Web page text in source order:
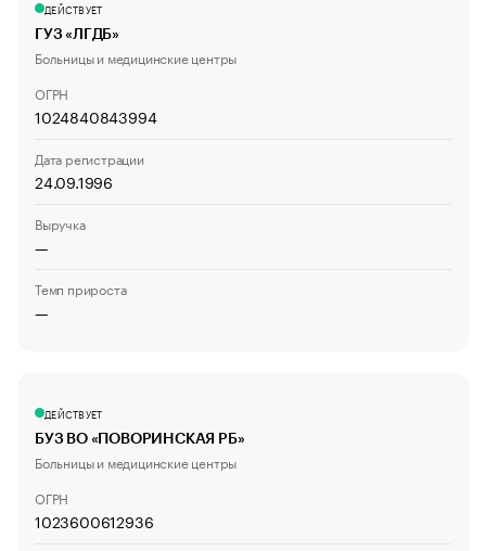
ДЕЙСТВУЕТ
ГУЗ «ЛГДБ»
Больницы и медицинские центры
ОГРН
1024840843994
Дата регистрации
24.09.1996
Выручка
—
Темп прироста
—
ДЕЙСТВУЕТ
БУЗ ВО «ПОВОРИНСКАЯ РБ»
Больницы и медицинские центры
ОГРН
1023600612936